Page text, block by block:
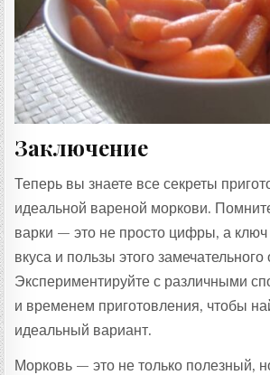
Заключение
Теперь вы знаете все секреты
идеальной вареной моркови.
варки — это не просто цифры, а
вкуса и пользы этого
Экспериментируйте с различными
и временем приготовления, чтобы
идеальный вариант.
Морковь — это не только полезный,